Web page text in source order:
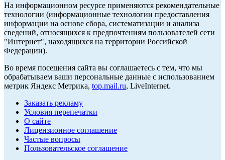
На информационном ресурсе применяются рекомендательные
технологии (информационные технологии предоставления
информации на основе сбора, систематизации и анализа
сведений, относящихся к предпочтениям пользователей сети
"Интернет", находящихся на территории Российской
Федерации).
Во время посещения сайта вы соглашаетесь с тем, что мы
обрабатываем ваши персональные данные с использованием
метрик Яндекс Метрика, top.mail.ru, LiveInternet.
Заказать рекламу
Условия перепечатки
О сайте
Лицензионное соглашение
Частые вопросы
Пользовательское соглашение